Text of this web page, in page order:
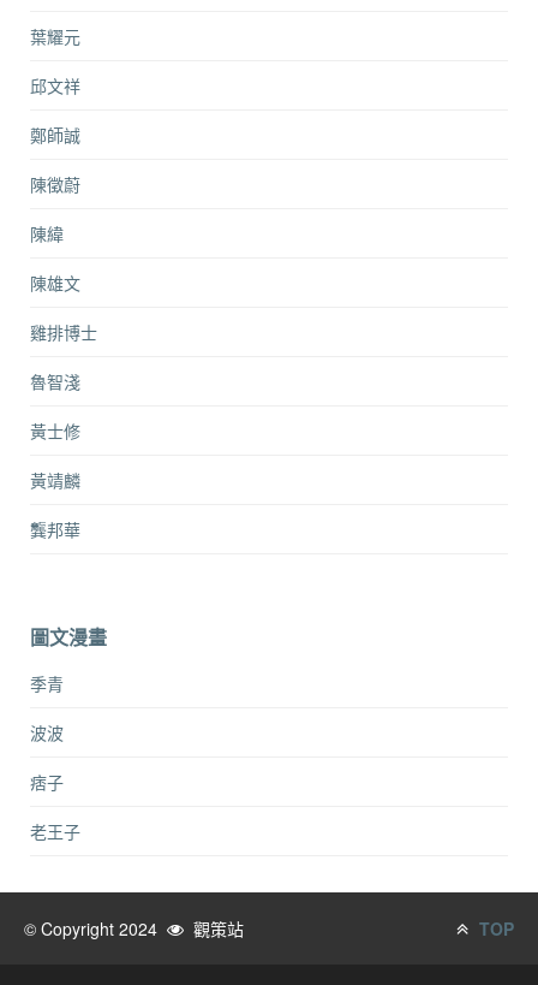
葉耀元
邱文祥
鄭師誠
陳徵蔚
陳緯
陳雄文
雞排博士
魯智淺
黃士修
黃靖麟
龔邦華
圖文漫畫
季青
波波
痞子
老王子
© Copyright 2024 觀策站 TOP